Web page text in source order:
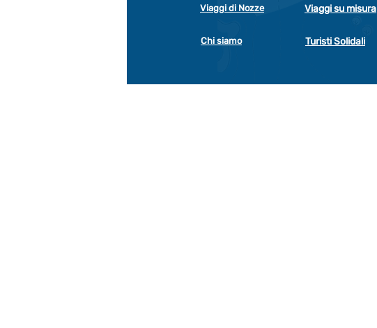
Viaggi di Nozze
Viaggi su misura
Chi siamo Turisti Solidali